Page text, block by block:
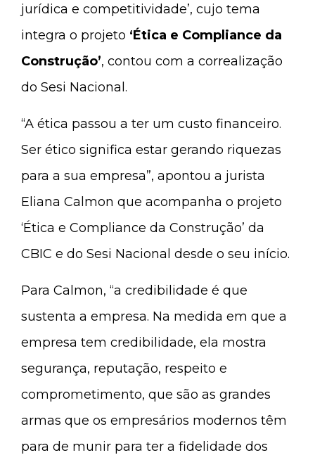
jurídica e competitividade’, cujo tema
integra o projeto ‘Ética e Compliance da
Construção’, contou com a correalização
do Sesi Nacional.
“A ética passou a ter um custo financeiro.
Ser ético significa estar gerando riquezas
para a sua empresa”, apontou a jurista
Eliana Calmon que acompanha o projeto
‘Ética e Compliance da Construção’ da
CBIC e do Sesi Nacional desde o seu início.
Para Calmon, “a credibilidade é que
sustenta a empresa. Na medida em que a
empresa tem credibilidade, ela mostra
segurança, reputação, respeito e
comprometimento, que são as grandes
armas que os empresários modernos têm
para de munir para ter a fidelidade dos